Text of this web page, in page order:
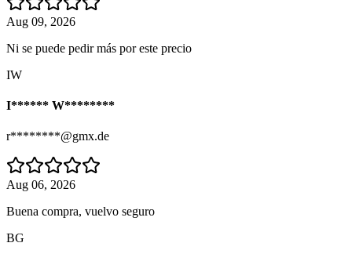
Aug 09, 2026
Ni se puede pedir más por este precio
IW
I****** W********
r********@gmx.de
Aug 06, 2026
Buena compra, vuelvo seguro
BG